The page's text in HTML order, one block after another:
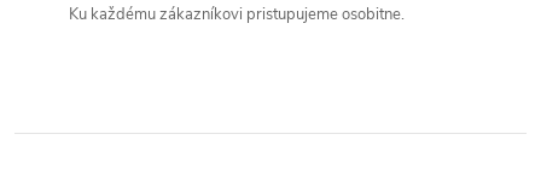
i
Ku každému zákazníkovi pristupujeme osobitne.